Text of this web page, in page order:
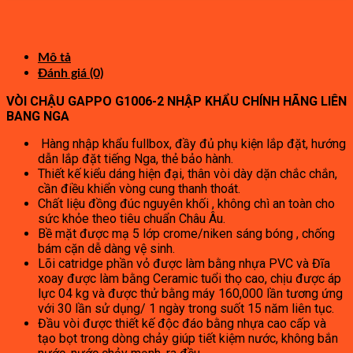
Mô tả
Đánh giá (0)
VÒI CHẬU GAPPO G1006-2 NHẬP KHẨU CHÍNH HÃNG LIÊN
BANG NGA
Hàng nhập khẩu fullbox, đầy đủ phụ kiện lắp đặt, hướng
dẫn lắp đặt tiếng Nga, thẻ bảo hành.
Thiết kế kiểu dáng hiện đại, thân vòi dày dặn chắc chắn,
cần điều khiển vòng cung thanh thoát.
Chất liệu đồng đúc nguyên khối , không chì an toàn cho
sức khỏe theo tiêu chuẩn Châu Âu.
Bề mặt được mạ 5 lớp crome/niken sáng bóng , chống
bám cặn dễ dàng vệ sinh.
Lõi catridge phần vỏ được làm bằng nhựa PVC và Đĩa
xoay được làm bằng Ceramic tuổi thọ cao, chịu được áp
lực 04 kg và được thử bằng máy 160,000 lần tương ứng
với 30 lần sử dụng/ 1 ngày trong suốt 15 năm liên tục.
Đầu vòi được thiết kế độc đáo bằng nhựa cao cấp và
tạo bọt trong dòng chảy giúp tiết kiệm nước, không bắn